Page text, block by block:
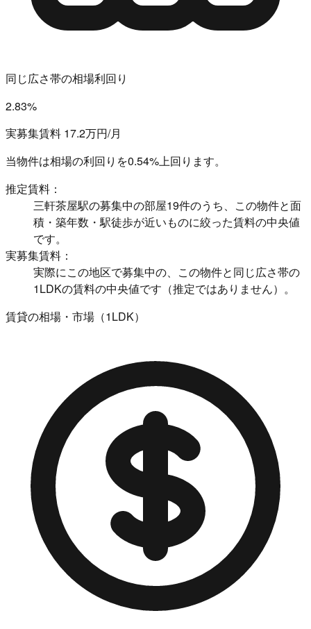
同じ広さ帯の相場利回り
2.83%
実募集賃料 17.2万円/月
当物件は相場の利回りを0.54%上回ります。
推定賃料：
三軒茶屋駅の募集中の部屋19件のうち、この物件と面
積・築年数・駅徒歩が近いものに絞った賃料の中央値
です。
実募集賃料：
実際にこの地区で募集中の、この物件と同じ広さ帯の
1LDKの賃料の中央値です（推定ではありません）。
賃貸の相場・市場（1LDK）